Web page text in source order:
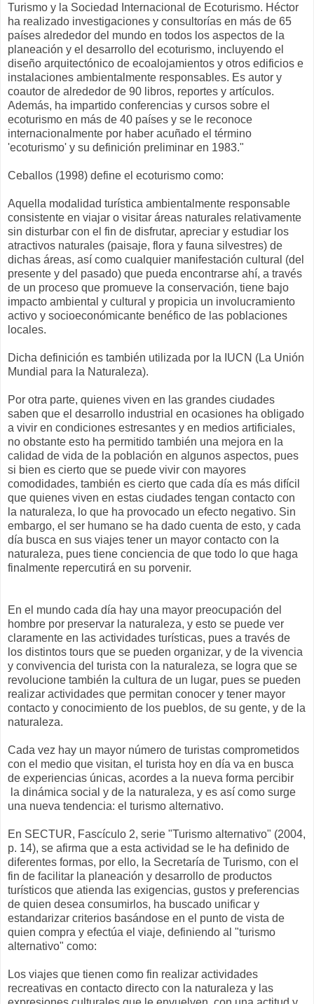
Turismo y la Sociedad Internacional de Ecoturismo. Héctor
ha realizado investigaciones y consultorías en más de 65
países alrededor del mundo en todos los aspectos de la
planeación y el desarrollo del ecoturismo, incluyendo el
diseño arquitectónico de ecoalojamientos y otros edificios e
instalaciones ambientalmente responsables. Es autor y
coautor de alrededor de 90 libros, reportes y artículos.
Además, ha impartido conferencias y cursos sobre el
ecoturismo en más de 40 países y se le reconoce
internacionalmente por haber acuñado el término
'ecoturismo' y su definición preliminar en 1983."
Ceballos (1998) define el ecoturismo como:
Aquella modalidad turística ambientalmente responsable
consistente en viajar o visitar áreas naturales relativamente
sin disturbar con el fin de disfrutar, apreciar y estudiar los
atractivos naturales (paisaje, flora y fauna silvestres) de
dichas áreas, así como cualquier manifestación cultural (del
presente y del pasado) que pueda encontrarse ahí, a través
de un proceso que promueve la conservación, tiene bajo
impacto ambiental y cultural y propicia un involucramiento
activo y socioeconómicante benéfico de las poblaciones
locales.
Dicha definición es también utilizada por la IUCN (La Unión
Mundial para la Naturaleza).
Por otra parte, quienes viven en las grandes ciudades
saben que el desarrollo industrial en ocasiones ha obligado
a vivir en condiciones estresantes y en medios artificiales,
no obstante esto ha permitido también una mejora en la
calidad de vida de la población en algunos aspectos, pues
si bien es cierto que se puede vivir con mayores
comodidades, también es cierto que cada día es más difícil
que quienes viven en estas ciudades tengan contacto con
la naturaleza, lo que ha provocado un efecto negativo. Sin
embargo, el ser humano se ha dado cuenta de esto, y cada
día busca en sus viajes tener un mayor contacto con la
naturaleza, pues tiene conciencia de que todo lo que haga
finalmente repercutirá en su porvenir.
En el mundo cada día hay una mayor preocupación del
hombre por preservar la naturaleza, y esto se puede ver
claramente en las actividades turísticas, pues a través de
los distintos tours que se pueden organizar, y de la vivencia
y convivencia del turista con la naturaleza, se logra que se
revolucione también la cultura de un lugar, pues se pueden
realizar actividades que permitan conocer y tener mayor
contacto y conocimiento de los pueblos, de su gente, y de la
naturaleza.
Cada vez hay un mayor número de turistas comprometidos
con el medio que visitan, el turista hoy en día va en busca
de experiencias únicas, acordes a la nueva forma percibir
la dinámica social y de la naturaleza, y es así como surge
una nueva tendencia: el turismo alternativo.
En SECTUR, Fascículo 2, serie "Turismo alternativo" (2004,
p. 14), se afirma que a esta actividad se le ha definido de
diferentes formas, por ello, la Secretaría de Turismo, con el
fin de facilitar la planeación y desarrollo de productos
turísticos que atienda las exigencias, gustos y preferencias
de quien desea consumirlos, ha buscado unificar y
estandarizar criterios basándose en el punto de vista de
quien compra y efectúa el viaje, definiendo al "turismo
alternativo" como:
Los viajes que tienen como fin realizar actividades
recreativas en contacto directo con la naturaleza y las